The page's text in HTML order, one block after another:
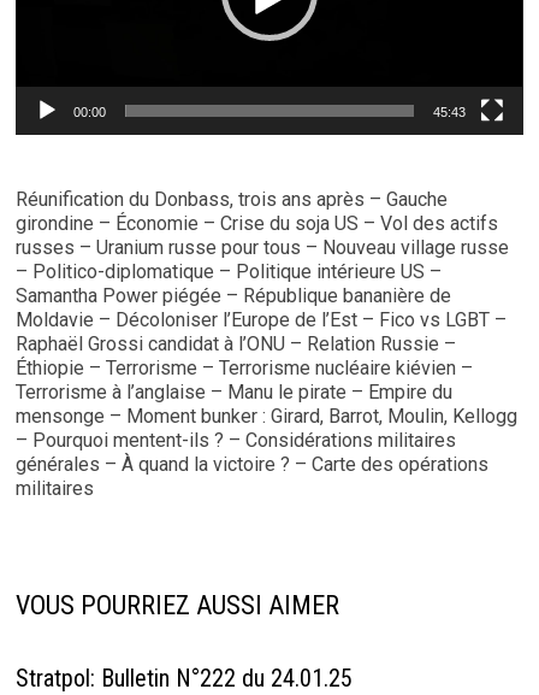
00:00 45:43
Réunification du Donbass, trois ans après – Gauche
girondine – Économie – Crise du soja US – Vol des actifs
russes – Uranium russe pour tous – Nouveau village russe
– Politico-diplomatique – Politique intérieure US –
Samantha Power piégée – République bananière de
Moldavie – Décoloniser l’Europe de l’Est – Fico vs LGBT –
Raphaël Grossi candidat à l’ONU – Relation Russie –
Éthiopie – Terrorisme – Terrorisme nucléaire kiévien –
Terrorisme à l’anglaise – Manu le pirate – Empire du
mensonge – Moment bunker : Girard, Barrot, Moulin, Kellogg
– Pourquoi mentent-ils ? – Considérations militaires
générales – À quand la victoire ? – Carte des opérations
militaires
VOUS POURRIEZ AUSSI AIMER
Stratpol: Bulletin N°222 du 24.01.25